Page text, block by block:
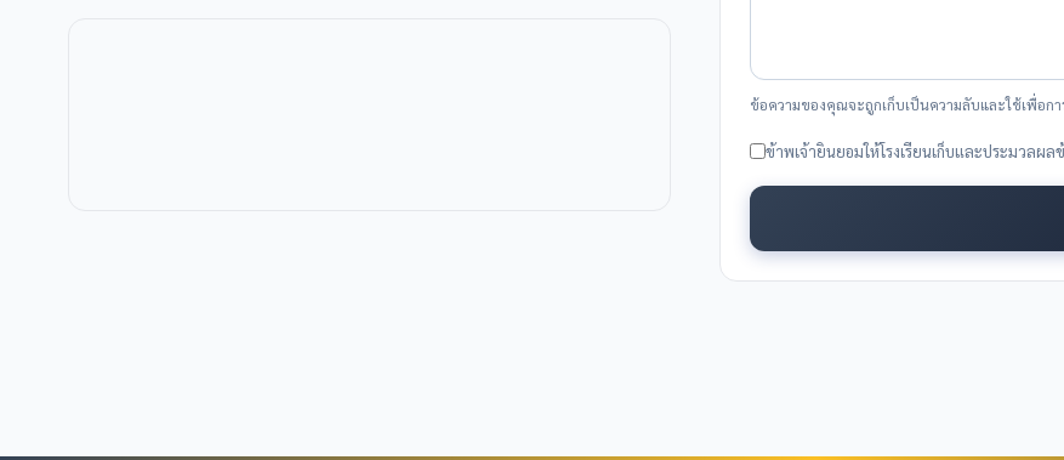
ข้อความของคุณจะถูกเก็บเป็นความลับและใช้เพื่อกา
ข้าพเจ้ายินยอมให้โรงเรียนเก็บและประมวลผ